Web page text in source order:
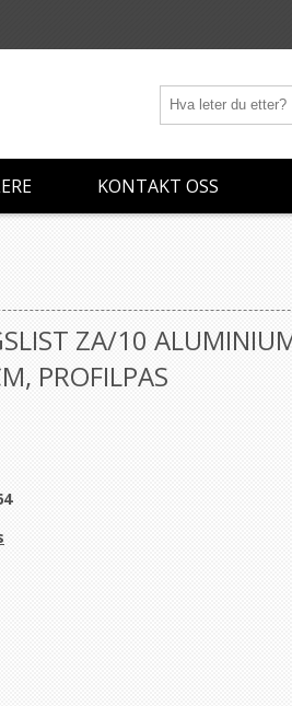
KONTAKT OSS
ZA/10
PROFILPAS